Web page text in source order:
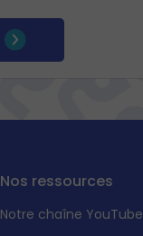
Nos ressources
Notre chaîne YouTube